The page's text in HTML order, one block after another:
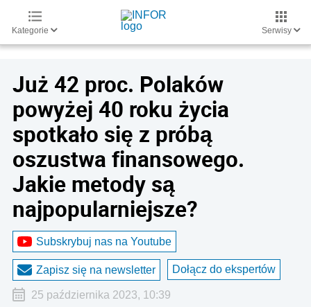
Kategorie Serwisy
Już 42 proc. Polaków
powyżej 40 roku życia
spotkało się z próbą
oszustwa finansowego.
Jakie metody są
najpopularniejsze?
Subskrybuj nas na Youtube
Zapisz się na newsletter Dołącz do ekspertów
25 października 2023, 10:39